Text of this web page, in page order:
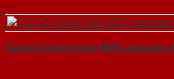
Cửa Gỗ Chống Cháy MDF Laminate-